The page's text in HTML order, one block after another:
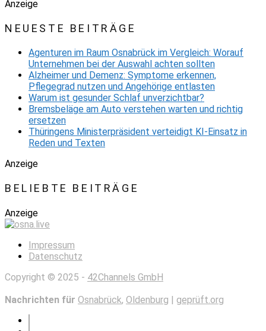
Anzeige
NEUESTE BEITRÄGE
Agenturen im Raum Osnabrück im Vergleich: Worauf
Unternehmen bei der Auswahl achten sollten
Alzheimer und Demenz: Symptome erkennen,
Pflegegrad nutzen und Angehörige entlasten
Warum ist gesunder Schlaf unverzichtbar?
Bremsbeläge am Auto verstehen warten und richtig
ersetzen
Thüringens Ministerpräsident verteidigt KI-Einsatz in
Reden und Texten
Anzeige
BELIEBTE BEITRÄGE
Anzeige
Impressum
Datenschutz
Copyright © 2025 - 42Channels GmbH
Nachrichten für Osnabrück, Oldenburg | geprüft.org